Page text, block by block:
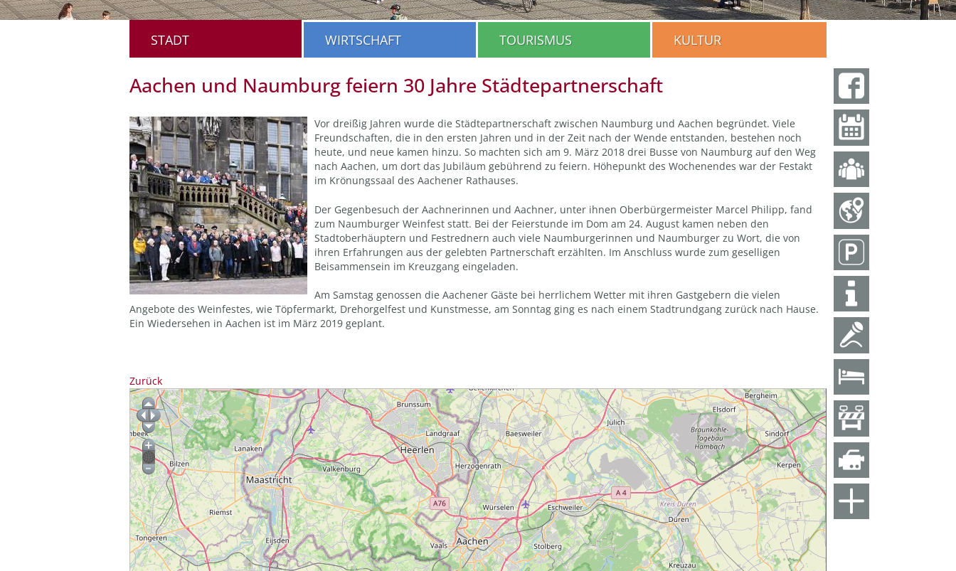
STADT WIRTSCHAFT TOURISMUS KULTUR
Aachen und Naumburg feiern 30 Jahre Städtepartnerschaft
Vor dreißig Jahren wurde die Städtepartnerschaft zwischen Naumburg und Aachen begründet. Viele
Freundschaften, die in den ersten Jahren und in der Zeit nach der Wende entstanden, bestehen noch
heute, und neue kamen hinzu. So machten sich am 9. März 2018 drei Busse von Naumburg auf den Weg
nach Aachen, um dort das Jubiläum gebührend zu feiern. Höhepunkt des Wochenendes war der Festakt
im Krönungssaal des Aachener Rathauses.
Der Gegenbesuch der Aachnerinnen und Aachner, unter ihnen Oberbürgermeister Marcel Philipp, fand
zum Naumburger Weinfest statt. Bei der Feierstunde im Dom am 24. August kamen neben den
Stadtoberhäuptern und Festrednern auch viele Naumburgerinnen und Naumburger zu Wort, die von
ihren Erfahrungen aus der gelebten Partnerschaft erzählten. Im Anschluss wurde zum geselligen
Beisammensein im Kreuzgang eingeladen.
Am Samstag genossen die Aachener Gäste bei herrlichem Wetter mit ihren Gastgebern die vielen
Angebote des Weinfestes, wie Töpfermarkt, Drehorgelfest und Kunstmesse, am Sonntag ging es nach einem Stadtrundgang zurück nach Hause.
Ein Wiedersehen in Aachen ist im März 2019 geplant.
Zurück